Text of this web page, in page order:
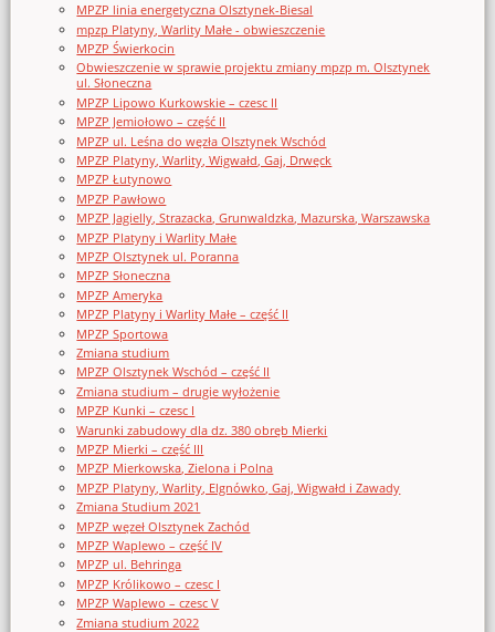
MPZP linia energetyczna Olsztynek-Biesal
mpzp Platyny, Warlity Małe - obwieszczenie
MPZP Świerkocin
Obwieszczenie w sprawie projektu zmiany mpzp m. Olsztynek
ul. Słoneczna
MPZP Lipowo Kurkowskie – czesc II
MPZP Jemiołowo – część II
MPZP ul. Leśna do węzła Olsztynek Wschód
MPZP Platyny, Warlity, Wigwałd, Gaj, Drwęck
MPZP Łutynowo
MPZP Pawłowo
MPZP Jagielly, Strazacka, Grunwaldzka, Mazurska, Warszawska
MPZP Platyny i Warlity Małe
MPZP Olsztynek ul. Poranna
MPZP Słoneczna
MPZP Ameryka
MPZP Platyny i Warlity Małe – część II
MPZP Sportowa
Zmiana studium
MPZP Olsztynek Wschód – część II
Zmiana studium – drugie wyłożenie
MPZP Kunki – czesc I
Warunki zabudowy dla dz. 380 obręb Mierki
MPZP Mierki – część III
MPZP Mierkowska, Zielona i Polna
MPZP Platyny, Warlity, Elgnówko, Gaj, Wigwałd i Zawady
Zmiana Studium 2021
MPZP węzeł Olsztynek Zachód
MPZP Waplewo – część IV
MPZP ul. Behringa
MPZP Królikowo – czesc I
MPZP Waplewo – czesc V
Zmiana studium 2022